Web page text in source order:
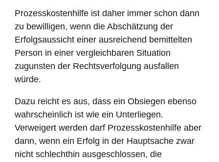
Prozesskostenhilfe ist daher immer schon dann
zu bewilligen, wenn die Abschätzung der
Erfolgsaussicht einer ausreichend bemittelten
Person in einer vergleichbaren Situation
zugunsten der Rechtsverfolgung ausfallen
würde.
Dazu reicht es aus, dass ein Obsiegen ebenso
wahrscheinlich ist wie ein Unterliegen.
Verweigert werden darf Prozesskostenhilfe aber
dann, wenn ein Erfolg in der Hauptsache zwar
nicht schlechthin ausgeschlossen, die